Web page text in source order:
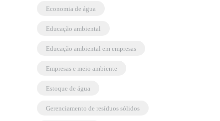
economia de água
educação ambiental
educação ambiental em empresas
empresas e meio ambiente
estoque de água
gerenciamento de resíduos sólidos